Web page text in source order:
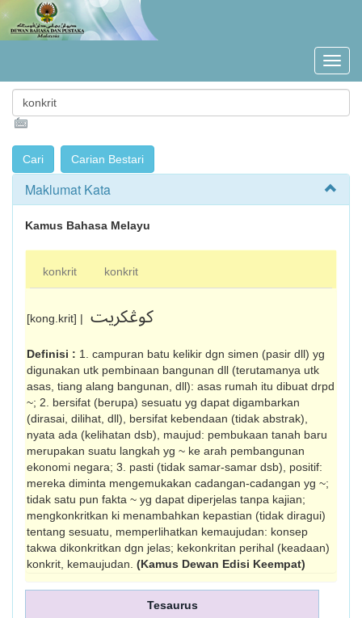
Maklumat Kata
Kamus Bahasa Melayu
konkrit konkrit
[kong.krit] | کوڠکريت
Definisi : 1. campuran batu kelikir dgn simen (pasir dll) yg
digunakan utk pembinaan bangunan dll (terutamanya utk
asas, tiang alang bangunan, dll): asas rumah itu dibuat drpd
~; 2. bersifat (berupa) sesuatu yg dapat digambarkan
(dirasai, dilihat, dll), bersifat kebendaan (tidak abstrak),
nyata ada (kelihat­an dsb), maujud: pembukaan tanah baru
merupakan suatu langkah yg ~ ke arah pembangunan
ekonomi negara; 3. pasti (tidak samar-samar dsb), positif:
mereka diminta mengemukakan cadangan-cadangan yg ~;
tidak satu pun fakta ~ yg dapat diperjelas tanpa kajian;
mengkonkritkan ki menambahkan kepastian (tidak diragui)
tentang sesuatu, memperlihat­kan kemaujudan: konsep
takwa dikonkritkan dgn jelas; kekonkritan perihal (keadaan)
konkrit, kemaujudan. (Kamus Dewan Edisi Keempat)
Tesaurus